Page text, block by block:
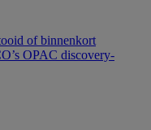
of binnenkort
OPAC discovery-